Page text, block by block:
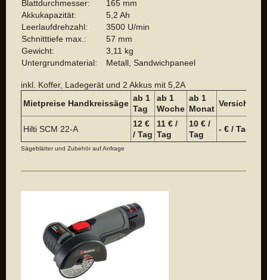
Blattdurchmesser:
165 mm
Akkukapazität:
5,2 Ah
Leerlaufdrehzahl:
3500 U/min
Schnitttiefe max.:
57 mm
Gewicht:
3,11 kg
Untergrundmaterial:
Metall, Sandwichpaneel
inkl. Koffer, Ladegerät und 2 Akkus mit 5,2A
Mietpreise Handkreissäge
ab 1
Tag
ab 1
Woche
ab 1
Monat
Hilti SCM 22-A
12 €
/ Tag
11 € /
Tag
10 € /
Tag
- € / Tag
Sägeblätter und Zubehör auf Anfrage